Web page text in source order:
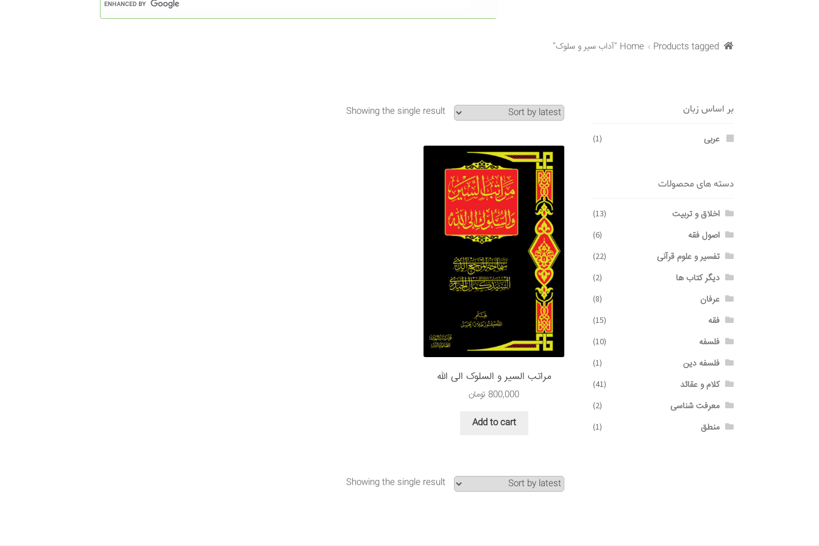
Home Products tagged “آداب سیر و سلوک”
Showing the single result
مراتب السیر و السلوک الی الله
800,000 تومان
Add to cart
Showing the single result
بر اساس زبان
عربی (1)
دسته های محصولات
اخلاق و تربیت (13)
اصول فقه (6)
تفسیر و علوم قرآنی (22)
دیگر کتاب ها (2)
عرفان (8)
فقه (15)
فلسفه (10)
فلسفه دین (1)
کلام و عقائد (41)
معرفت شناسی (2)
منطق (1)